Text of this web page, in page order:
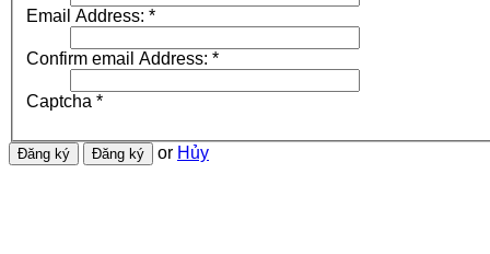
Email Address: *
Confirm email Address: *
Captcha *
or Hủy